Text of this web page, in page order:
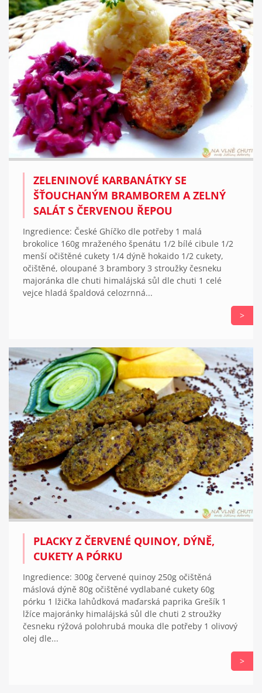
ZELENINOVÉ KARBANÁTKY SE
ŠŤOUCHANÝM BRAMBOREM A ZELNÝ
SALÁT S ČERVENOU ŘEPOU
Ingredience: České Ghíčko dle potřeby 1 malá
brokolice 160g mraženého špenátu 1/2 bílé cibule 1/2
menší očištěné cukety 1/4 dýně hokaido 1/2 cukety,
očištěné, oloupané 3 brambory 3 stroužky česneku
majoránka dle chuti himalájská sůl dle chuti 1 celé
vejce hladá špaldová celozrnná...
>
PLACKY Z ČERVENÉ QUINOY, DÝNĚ,
CUKETY A PÓRKU
Ingredience: 300g červené quinoy 250g očištěná
máslová dýně 80g očištěné vydlabané cukety 60g
pórku 1 lžička lahůdková maďarská paprika Grešík 1
lžíce majoránky himalájská sůl dle chuti 2 stroužky
česneku rýžová polohrubá mouka dle potřeby 1 olivový
olej dle...
>